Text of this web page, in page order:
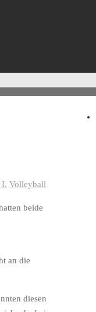
I, Volleyball
beide
an die
diesen